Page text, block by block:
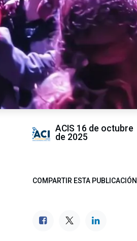
ACIS 16 de octubre
de 2025
COMPARTIR ESTA PUBLICACIÓN